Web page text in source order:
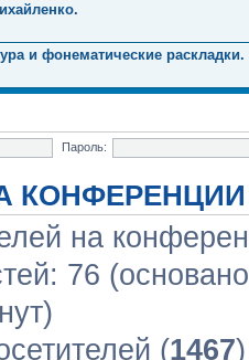
и фонематические раскладки.
Пароль:
КОНФЕРЕНЦИИ
на
76
(1467